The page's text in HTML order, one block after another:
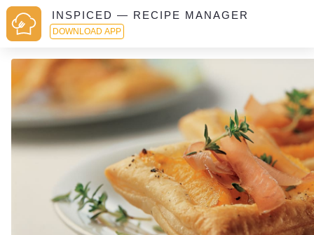
INSPICED — RECIPE MANAGER
DOWNLOAD APP